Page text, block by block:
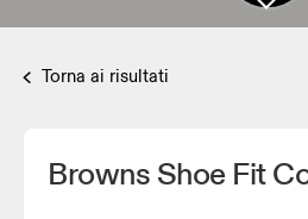
Torna ai risultati
Browns Shoe Fit